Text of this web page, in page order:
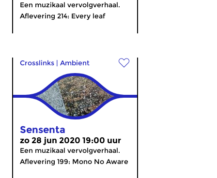
Een muzikaal vervolgverhaal.
Aflevering 214: Every leaf
Crosslinks | Ambient
Sensenta
zo 28 jun 2020 19:00 uur
Een muzikaal vervolgverhaal.
Aflevering 199: Mono No Aware